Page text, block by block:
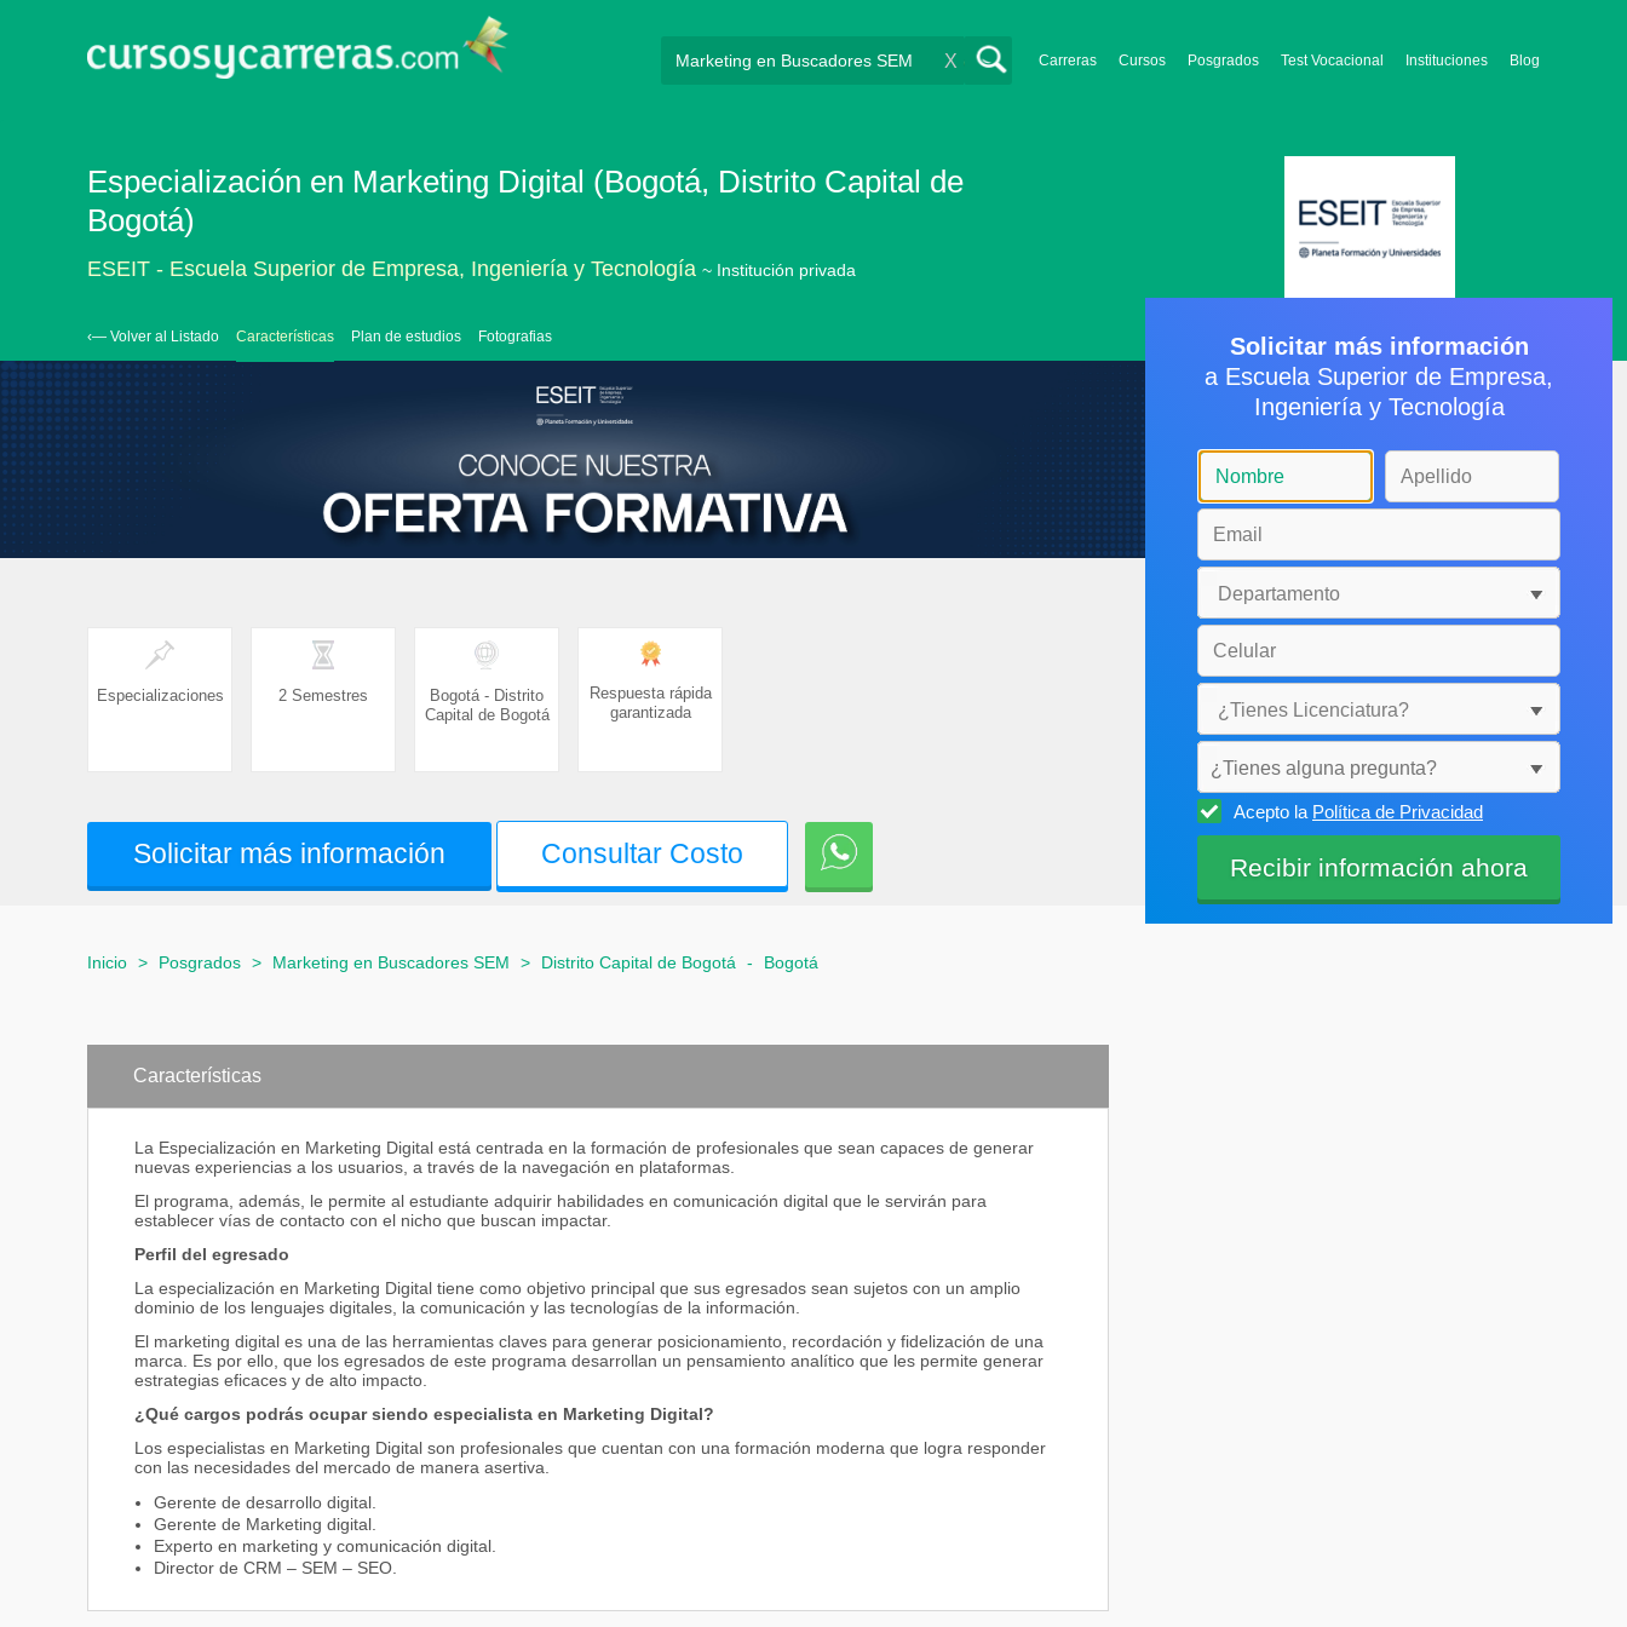
Carreras Cursos Posgrados Test Vocacional Instituciones Blog
X
Especialización en Marketing Digital (Bogotá, Distrito Capital de
Bogotá)
ESEIT - Escuela Superior de Empresa, Ingeniería y Tecnología ~ Institución privada
‹— Volver al Listado Características Plan de estudios Fotografias
Especializaciones 2 Semestres
Bogotá - Distrito
Capital de Bogotá
Respuesta rápida
garantizada
Solicitar más información Consultar Costo
Inicio > Posgrados > Marketing en Buscadores SEM > Distrito Capital de Bogotá - Bogotá
Características
La Especialización en Marketing Digital está centrada en la formación de profesionales que sean capaces de generar
nuevas experiencias a los usuarios, a través de la navegación en plataformas.
El programa, además, le permite al estudiante adquirir habilidades en comunicación digital que le servirán para
establecer vías de contacto con el nicho que buscan impactar.
Perfil del egresado
La especialización en Marketing Digital tiene como objetivo principal que sus egresados sean sujetos con un amplio
dominio de los lenguajes digitales, la comunicación y las tecnologías de la información.
El marketing digital es una de las herramientas claves para generar posicionamiento, recordación y fidelización de una
marca. Es por ello, que los egresados de este programa desarrollan un pensamiento analítico que les permite generar
estrategias eficaces y de alto impacto.
¿Qué cargos podrás ocupar siendo especialista en Marketing Digital?
Los especialistas en Marketing Digital son profesionales que cuentan con una formación moderna que logra responder
con las necesidades del mercado de manera asertiva.
Gerente de desarrollo digital.
Gerente de Marketing digital.
Experto en marketing y comunicación digital.
Director de CRM – SEM – SEO.
Solicitar más información
a Escuela Superior de Empresa,
Ingeniería y Tecnología
¿Tienes alguna pregunta?
Selecciónala
Acepto la Política de Privacidad